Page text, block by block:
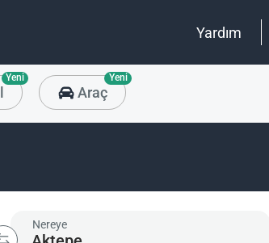
Yardım
Yeni
Araç
Yeni
Nereye